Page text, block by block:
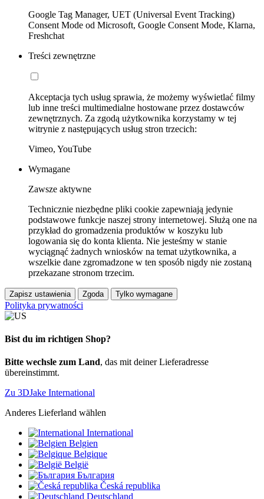
Google Tag Manager, UET (Universal Event Tracking)
Consent Mode od Microsoft, Google Consent Mode, Klarna,
Freshchat
Treści zewnętrzne
Akceptacja tych usług sprawia, że możemy wyświetlać filmy
lub inne treści multimedialne hostowane przez dostawców
zewnętrznych. Za zgodą użytkownika korzystamy w tej
witrynie z następujących usług stron trzecich:
Vimeo, YouTube
Wymagane
Zawsze aktywne
Technicznie niezbędne pliki cookie zapewniają jedynie
podstawowe funkcje naszej strony internetowej. Służą one na
przykład do gromadzenia produktów w koszyku lub
logowania się do konta klienta. Nie jesteśmy w stanie
wyciągnąć żadnych wniosków na temat użytkownika, a
wszelkie dane zgromadzone w ten sposób nigdy nie zostaną
przekazane stronom trzecim.
Zapisz ustawienia Zgoda Tylko wymagane
Polityka prywatności
Bist du im richtigen Shop?
Bitte wechsle zum Land, das mit deiner Lieferadresse
übereinstimmt.
Zu 3DJake International
Anderes Lieferland wählen
International
Belgien
Belgique
België
България
Česká republika
Deutschland